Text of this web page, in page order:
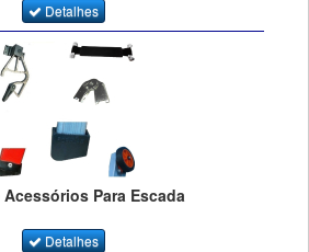
Detalhes
Acessórios Para Escada
Detalhes